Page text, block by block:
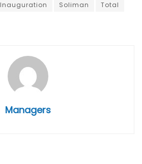
Inauguration Soliman
Total
Managers